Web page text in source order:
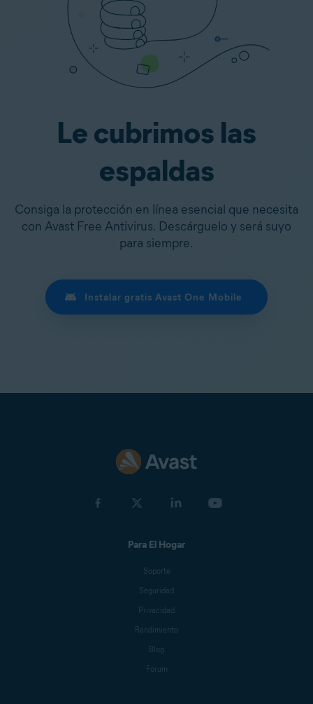
Le cubrimos las
espaldas
Consiga la protección en línea esencial que necesita
con Avast Free Antivirus. Descárguelo y será suyo
para siempre.
Instalar gratis Avast One Mobile
Para El Hogar
Soporte
Seguridad
Privacidad
Rendimiento
Blog
Forum